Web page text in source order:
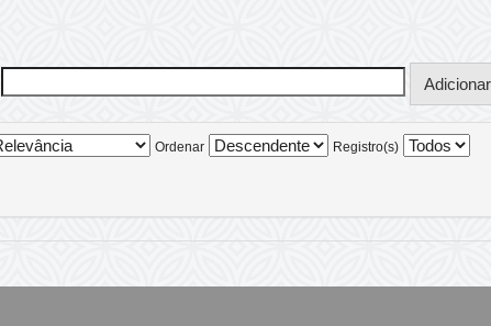
Ordenar Registro(s)